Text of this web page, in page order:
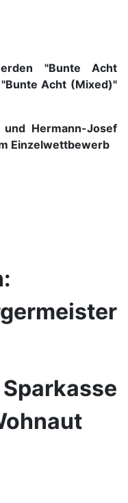
"Bunte Acht
Acht (Mixed)"
Hermann-Josef
Einzelwettbewerb